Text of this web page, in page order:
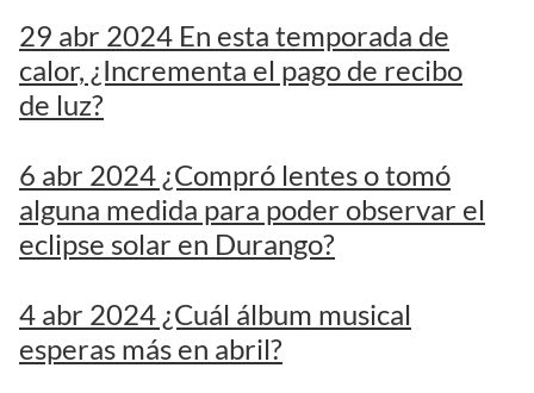
29 abr 2024 En esta temporada de
calor, ¿Incrementa el pago de recibo
de luz?
6 abr 2024 ¿Compró lentes o tomó
alguna medida para poder observar el
eclipse solar en Durango?
4 abr 2024 ¿Cuál álbum musical
esperas más en abril?